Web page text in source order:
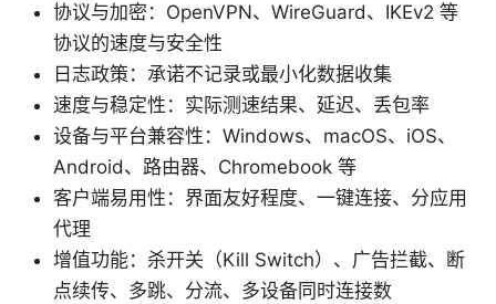
协议与加密：OpenVPN、WireGuard、IKEv2 等
协议的速度与安全性
日志政策：承诺不记录或最小化数据收集
速度与稳定性：实际测速结果、延迟、丢包率
设备与平台兼容性：Windows、macOS、iOS、
Android、路由器、Chromebook 等
客户端易用性：界面友好程度、一键连接、分应用
代理
增值功能：杀开关（Kill Switch）、广告拦截、断
点续传、多跳、分流、多设备同时连接数